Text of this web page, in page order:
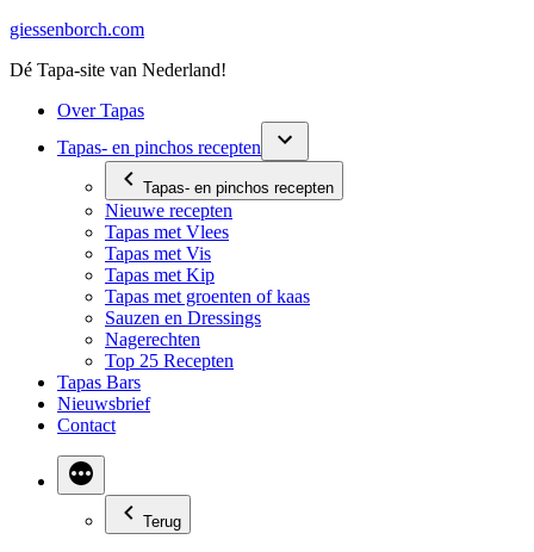
Ga
de
giessenborch.com
Dé Tapa-site van Nederland!
Over Tapas
Tapas- en pinchos recepten
Tapas- en pinchos recepten
Nieuwe recepten
Tapas met Vlees
Tapas met Vis
Tapas met Kip
Tapas met groenten of kaas
Sauzen en Dressings
Nagerechten
Top 25 Recepten
Tapas Bars
Nieuwsbrief
Contact
Terug